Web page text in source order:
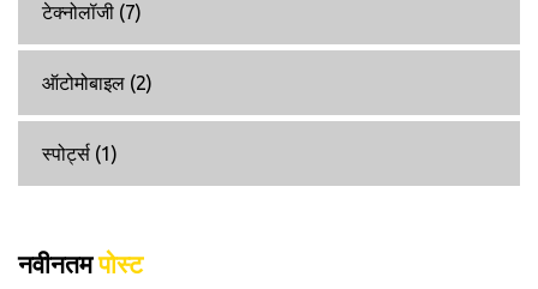
टेक्नोलॉजी (7)
ऑटोमोबाइल (2)
स्पोर्ट्स (1)
नवीनतमपोस्ट